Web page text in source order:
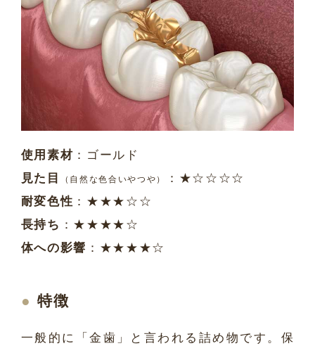
使用素材 ：ゴールド
見た目
（自然な色合いやつや）
：★☆☆☆☆
耐変色性 ：★★★☆☆
長持ち ：★★★★☆
体への影響 ：★★★★☆
特徴
一般的に「金歯」と言われる詰め物です。保